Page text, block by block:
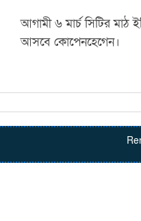
আগামী ৬ মার্চ সিটির মাঠ
আসবে কোপেনহেগেন।